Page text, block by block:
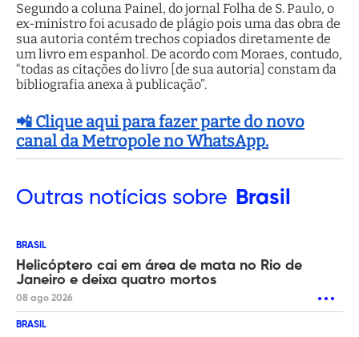
Segundo a coluna Painel, do jornal Folha de S. Paulo, o
ex-ministro foi acusado de plágio pois uma das obra de
sua autoria contém trechos copiados diretamente de
um livro em espanhol. De acordo com Moraes, contudo,
“todas as citações do livro [de sua autoria] constam da
bibliografia anexa à publicação”.
📲 Clique aqui para fazer parte do novo
canal da Metropole no WhatsApp.
Outras notícias sobre Brasil
BRASIL
Helicóptero cai em área de mata no Rio de
Janeiro e deixa quatro mortos
08 ago 2026
BRASIL